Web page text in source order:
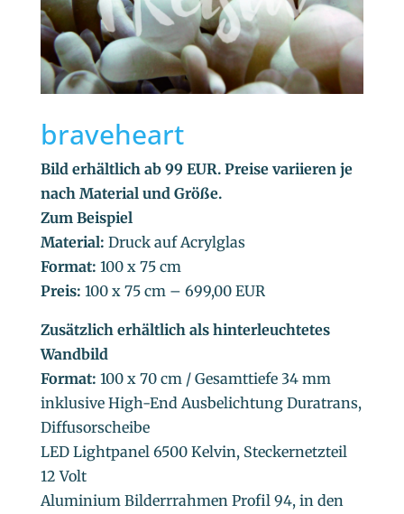
braveheart
Bild erhältlich ab 99 EUR. Preise variieren je
nach Material und Größe.
Zum Beispiel
Material: Druck auf Acrylglas
Format: 100 x 75 cm
Preis: 100 x 75 cm – 699,00 EUR
Zusätzlich erhältlich als hinterleuchtetes
Wandbild
Format: 100 x 70 cm / Gesamttiefe 34 mm
inklusive High-End Ausbelichtung Duratrans,
Diffusorscheibe
LED Lightpanel 6500 Kelvin, Steckernetzteil
12 Volt
Aluminium Bilderrrahmen Profil 94, in den